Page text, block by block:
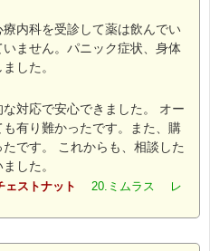
内科を受診して薬は飲んでい
ません。パニック症状、身体
した。
対応で安心できました。 オー
有り難かったです。また、購
です。 これからも、相談した
した。
ェストナット
20.ミムラス レ